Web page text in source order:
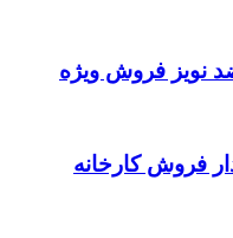
نویز فروش ویژه